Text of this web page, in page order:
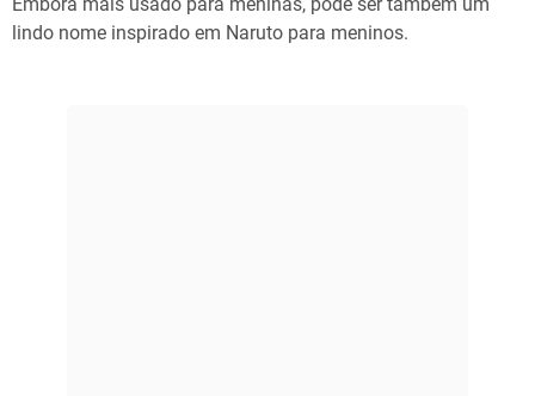
lindo nome inspirado em Naruto para meninos.